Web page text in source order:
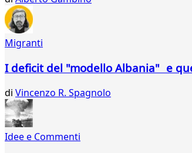
Migranti
I deficit del "modello Albania" e
di Vincenzo R. Spagnolo
Idee e Commenti